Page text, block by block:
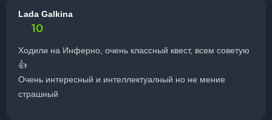
Lada Galkina
10
Ходили на Инферно, очень классный квест, всем советую
👍
Очень интересный и интеллектуалный но не мение
страшный